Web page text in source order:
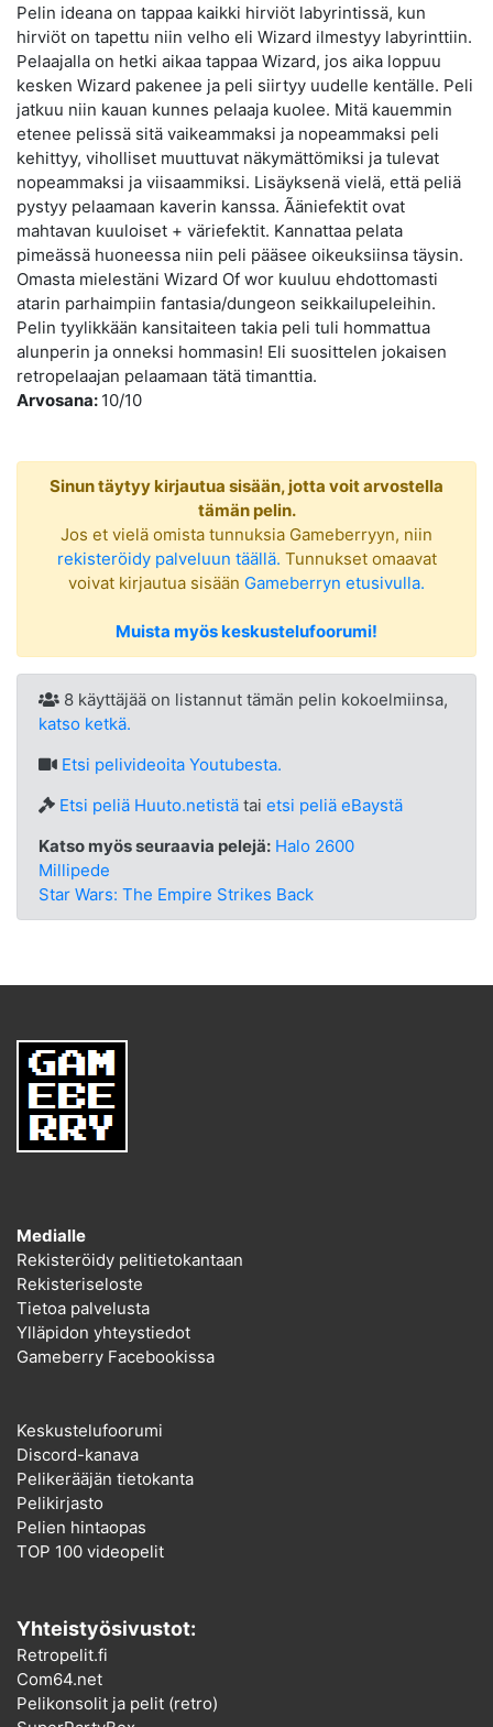
Pelin ideana on tappaa kaikki hirviöt labyrintissä, kun
hirviöt on tapettu niin velho eli Wizard ilmestyy labyrinttiin.
Pelaajalla on hetki aikaa tappaa Wizard, jos aika loppuu
kesken Wizard pakenee ja peli siirtyy uudelle kentälle. Peli
jatkuu niin kauan kunnes pelaaja kuolee. Mitä kauemmin
etenee pelissä sitä vaikeammaksi ja nopeammaksi peli
kehittyy, viholliset muuttuvat näkymättömiksi ja tulevat
nopeammaksi ja viisaammiksi. Lisäyksenä vielä, että peliä
pystyy pelaamaan kaverin kanssa. Ãäniefektit ovat
mahtavan kuuloiset + väriefektit. Kannattaa pelata
pimeässä huoneessa niin peli pääsee oikeuksiinsa täysin.
Omasta mielestäni Wizard Of wor kuuluu ehdottomasti
atarin parhaimpiin fantasia/dungeon seikkailupeleihin.
Pelin tyylikkään kansitaiteen takia peli tuli hommattua
alunperin ja onneksi hommasin! Eli suosittelen jokaisen
retropelaajan pelaamaan tätä timanttia.
Arvosana: 10/10
Sinun täytyy kirjautua sisään, jotta voit arvostella
tämän pelin.
Jos et vielä omista tunnuksia Gameberryyn, niin
rekisteröidy palveluun täällä. Tunnukset omaavat
voivat kirjautua sisään Gameberryn etusivulla.
Muista myös keskustelufoorumi!
8 käyttäjää on listannut tämän pelin kokoelmiinsa,
katso ketkä.
Etsi pelivideoita Youtubesta.
Etsi peliä Huuto.netistätai etsi peliä eBaystä
Katso myös seuraavia pelejä: Halo 2600
Millipede
Star Wars: The Empire Strikes Back
Medialle
Rekisteröidy pelitietokantaan
Rekisteriseloste
Tietoa palvelusta
Ylläpidon yhteystiedot
Gameberry Facebookissa
Keskustelufoorumi
Discord-kanava
Pelikerääjän tietokanta
Pelikirjasto
Pelien hintaopas
TOP 100 videopelit
Yhteistyösivustot:
Retropelit.fi
Com64.net
Pelikonsolit ja pelit (retro)